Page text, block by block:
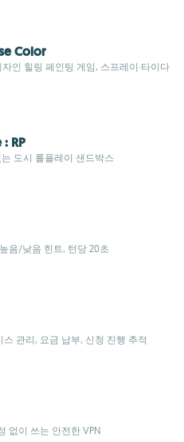
Color
인 힐링 페인팅 게임, 스프레이·타이다
RP
도시 롤플레이 샌드박스
음/낮음 힌트, 턴당 20초
관리, 요금 납부, 신청 진행 추적
없이 쓰는 안전한 VPN